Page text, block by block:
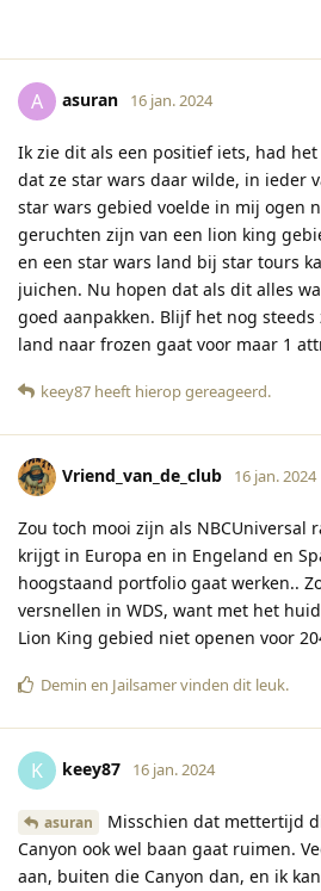
A asuran 16 jan. 2024
Ik zie dit als een positief iets, had
dat ze star wars daar wilde, in ieder
star wars gebied voelde in mij ogen
geruchten zijn van een lion king
en een star wars land bij star tours
juichen. Nu hopen dat als dit alles
goed aanpakken. Blijf het nog
land naar frozen gaat voor maar 1
keey87 heeft hierop gereageerd.
Vriend_van_de_club 16 jan. 2024
Zou toch mooi zijn als NBCUniversal
krijgt in Europa en in Engeland en
hoogstaand portfolio gaat werken..
versnellen in WDS, want met het
Lion King gebied niet openen voor
Demin en Jailsamervinden dit leuk.
K keey87 16 jan. 2024
asuran
Misschien dat mettertijd
Canyon ook wel baan gaat ruimen.
aan, buiten die Canyon dan, en ik